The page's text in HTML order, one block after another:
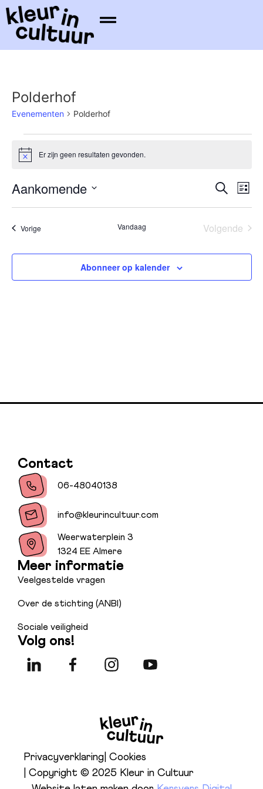
Polderhof
Evenementen Polderhof
BerichtEr zijn geen resultaten gevonden.
en
Zoeken
Lijst
Aankomende
een
VorigeEvenementen Vandaag Volgende
Abonneer op kalender
Contact
06-48040138
info@kleurincultuur.com
Weerwaterplein 3
1324 EE Almere
Meer informatie
Veelgestelde vragen
Over de stichting (ANBI)
Sociale veiligheid
Volg ons!
Privacyverklaring | Cookies
| Copyright © 2025 Kleur in Cultuur